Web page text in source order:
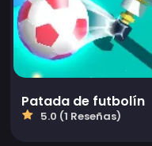
Patada de futbolín
5.0 (1 Reseñas)